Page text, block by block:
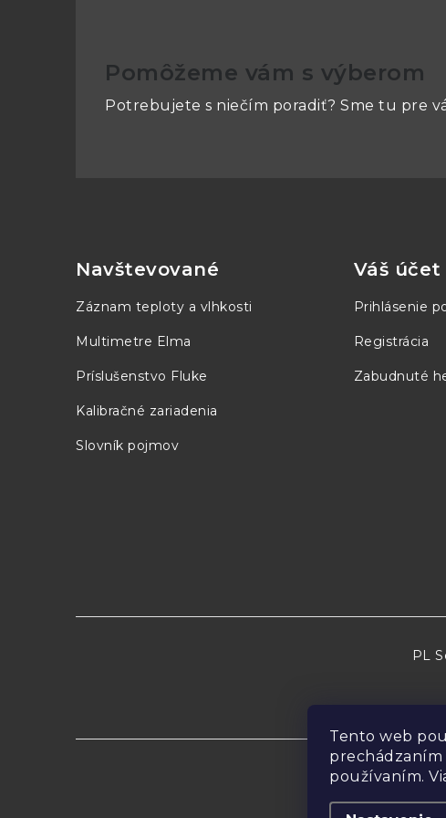
Tento web
používaním.
od 20kHz do 100kHz
od 100kHz do 1MHz
-60dBc
-40dBc
Pomôžeme vám s výberom
Potrebujete s niečím poradiť? Sme tu pre
Navštevované
Záznam teploty a vlhkosti
Multimetre Elma
Príslušenstvo Fluke
Kalibračné zariadenia
Slovník pojmov
Váš účet
Prihlásenie
Registrácia
Zabudnuté
PL
Copyright